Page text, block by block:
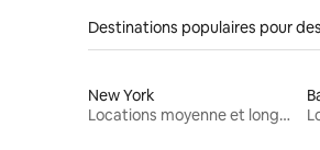
Destinations populaires pour
New York
Locations moyenne et longue durée